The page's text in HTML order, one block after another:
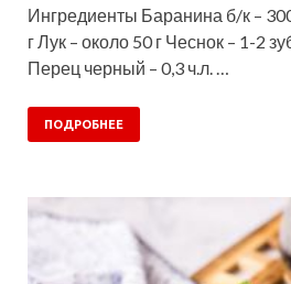
Ингредиенты Баранина б/к –
г Лук – около 50 г Чеснок – 1-2
Перец черный – 0,3 ч.л. …
ПОДРОБНЕЕ